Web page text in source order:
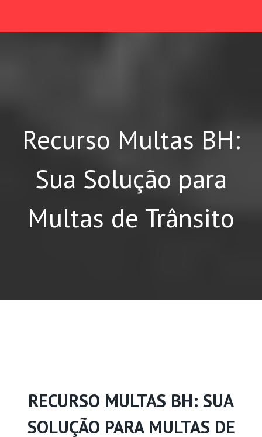
Recurso Multas BH:
Sua Solução para
Multas de Trânsito
RECURSO MULTAS BH: SUA
SOLUÇÃO PARA MULTAS DE